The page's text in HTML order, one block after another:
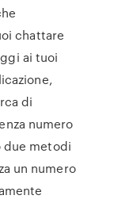
chattare
ai tuoi
di
numero
due metodi
un numero